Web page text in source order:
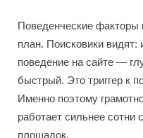
Поведенческие
план. Поисковики
поведение на сайте —
быстрый. Это триггер к
Именно поэтому
работает сильнее
площадок.